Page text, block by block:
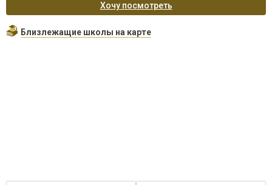
Хочу посмотреть
Близлежащие школы на карте